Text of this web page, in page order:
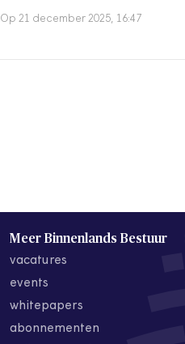
Op 21 december 2025, 16:47
Meer Binnenlands Bestuur
vacatures
events
whitepapers
abonnementen